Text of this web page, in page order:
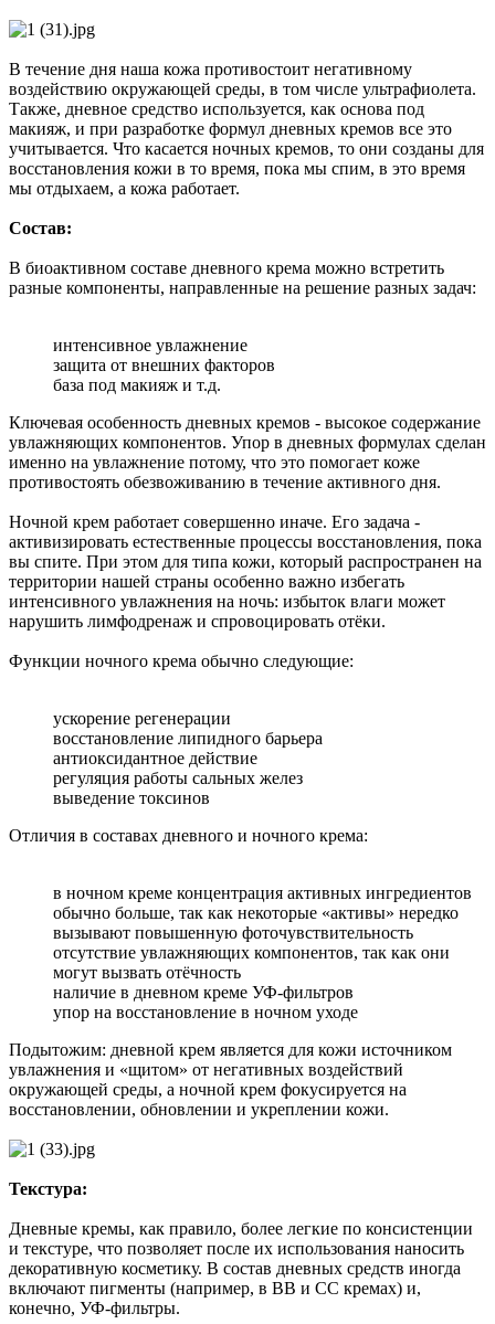
В течение дня наша кожа противостоит негативному
воздействию окружающей среды, в том числе ультрафиолета.
Также, дневное средство используется, как основа под
макияж, и при разработке формул дневных кремов все это
учитывается. Что касается ночных кремов, то они созданы для
восстановления кожи в то время, пока мы спим, в это время
мы отдыхаем, а кожа работает.
Состав:
В биоактивном составе дневного крема можно встретить
разные компоненты, направленные на решение разных задач:
интенсивное увлажнение
защита от внешних факторов
база под макияж и т.д.
Ключевая особенность дневных кремов - высокое содержание
увлажняющих компонентов. Упор в дневных формулах сделан
именно на увлажнение потому, что это помогает коже
противостоять обезвоживанию в течение активного дня.
Ночной крем работает совершенно иначе. Его задача -
активизировать естественные процессы восстановления, пока
вы спите. При этом для типа кожи, который распространен на
территории нашей страны особенно важно избегать
интенсивного увлажнения на ночь: избыток влаги может
нарушить лимфодренаж и спровоцировать отёки.
Функции ночного крема обычно следующие:
ускорение регенерации
восстановление липидного барьера
антиоксидантное действие
регуляция работы сальных желез
выведение токсинов
Отличия в составах дневного и ночного крема:
в ночном креме концентрация активных ингредиентов
обычно больше, так как некоторые «активы» нередко
вызывают повышенную фоточувствительность
отсутствие увлажняющих компонентов, так как они
могут вызвать отёчность
наличие в дневном креме УФ-фильтров
упор на восстановление в ночном уходе
Подытожим: дневной крем является для кожи источником
увлажнения и «щитом» от негативных воздействий
окружающей среды, а ночной крем фокусируется на
восстановлении, обновлении и укреплении кожи.
Текстура:
Дневные кремы, как правило, более легкие по консистенции
и текстуре, что позволяет после их использования наносить
декоративную косметику. В состав дневных средств иногда
включают пигменты (например, в ВВ и СС кремах) и,
конечно, УФ-фильтры.